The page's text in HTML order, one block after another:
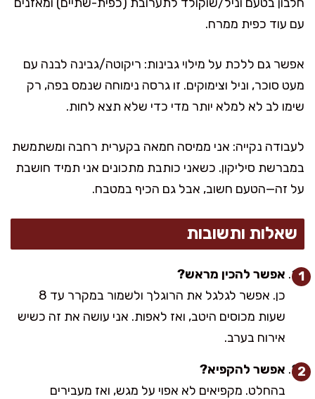
עם עוד כפית ממרח.
אפשר גם ללכת על מילוי גבינות: ריקוטה/גבינה לבנה עם
מעט סוכר, וניל וצימוקים. זו גרסה נימוחה שנמס בפה, רק
שימו לב לא למלא יותר מדי כדי שלא תצא לחות.
לעבודה נקייה: אני ממיסה חמאה בקערית רחבה ומשתמשת
במברשת סיליקון. כשאני כותבת מתכונים אני תמיד חושבת
על זה—הטעם חשוב, אבל גם הכיף במטבח.
שאלות ותשובות
אפשר להכין מראש?
כן. אפשר לגלגל את הרוגלך ולשמור במקרר עד 8
שעות מכוסים היטב, ואז לאפות. אני עושה את זה כשיש
אירוח בערב.
אפשר להקפיא?
בהחלט. מקפיאים לא אפוי על מגש, ואז מעבירים